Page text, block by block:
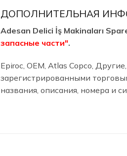
ДОПОЛНИТЕЛЬНАЯ
Adesan Delici İş Makinaları
запасные части".
Epiroc, OEM, Atlas Copco,
зарегистрированными
названия, описания, номера и